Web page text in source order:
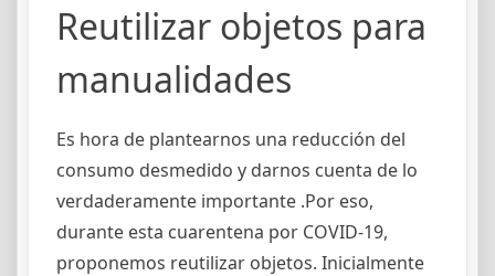
Reutilizar objetos para
manualidades
Es hora de plantearnos una reducción del
consumo desmedido y darnos cuenta de lo
verdaderamente importante .Por eso,
durante esta cuarentena por COVID-19,
proponemos reutilizar objetos. Inicialmente